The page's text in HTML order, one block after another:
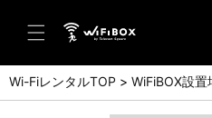
ヘルプ／お問い合わせ
Wi-FiレンタルTOP WiFiBOX設置